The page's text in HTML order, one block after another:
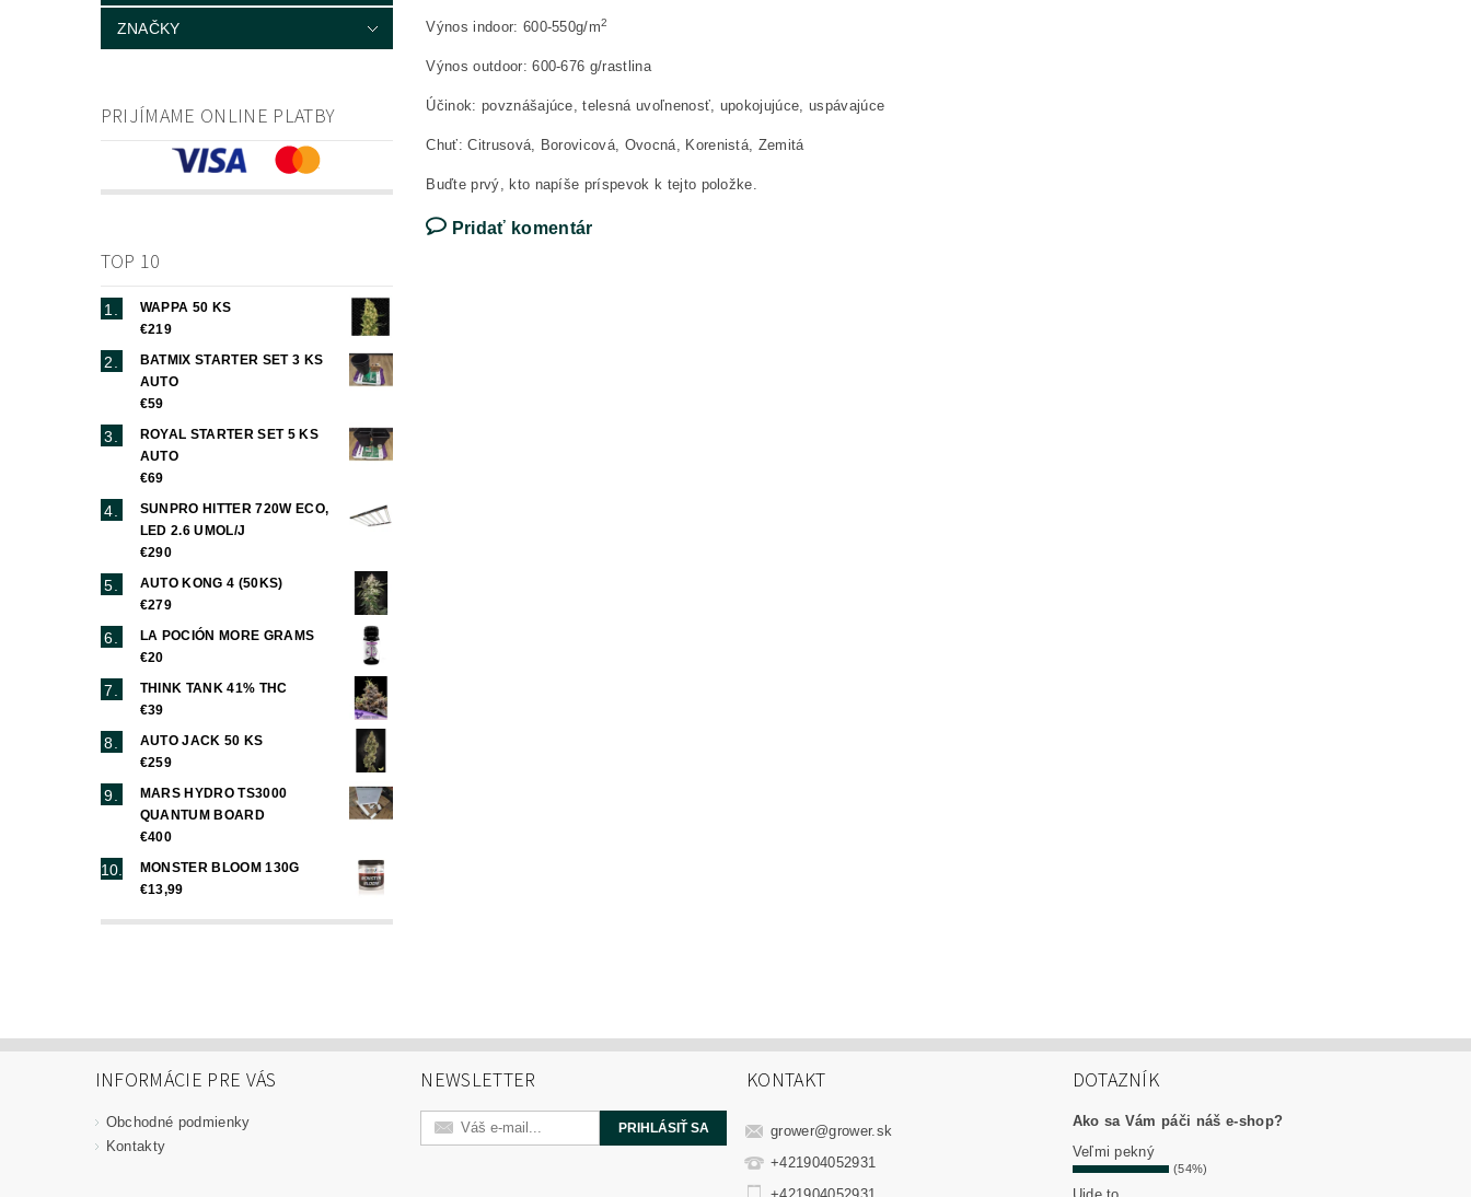
ZNAČKY
PRIJÍMAME ONLINE PLATBY
TOP 10
WAPPA 50 KS
€219
BATMIX STARTER SET 3 KS
AUTO
€59
ROYAL STARTER SET 5 KS
AUTO
€69
SUNPRO HITTER 720W ECO,
LED 2.6 UMOL/J
€290
AUTO KONG 4 (50KS)
€279
LA POCIÓN MORE GRAMS
€20
THINK TANK 41% THC
€39
AUTO JACK 50 KS
€259
MARS HYDRO TS3000
QUANTUM BOARD
€400
MONSTER BLOOM 130G
€13,99
Výnos indoor: 600-550g/m2
Výnos outdoor: 600-676 g/rastlina
Účinok: povznášajúce, telesná uvoľnenosť, upokojujúce, uspávajúce
Chuť: Citrusová, Borovicová, Ovocná, Korenistá, Zemitá
Buďte prvý, kto napíše príspevok k tejto položke.
Pridať komentár
INFORMÁCIE PRE VÁS
Obchodné podmienky
Kontakty
NEWSLETTER KONTAKT
grower@grower.sk
+421904052931
DOTAZNÍK
Ako sa Vám páči náš e-shop?
Veľmi pekný
(54%)
Ujde to